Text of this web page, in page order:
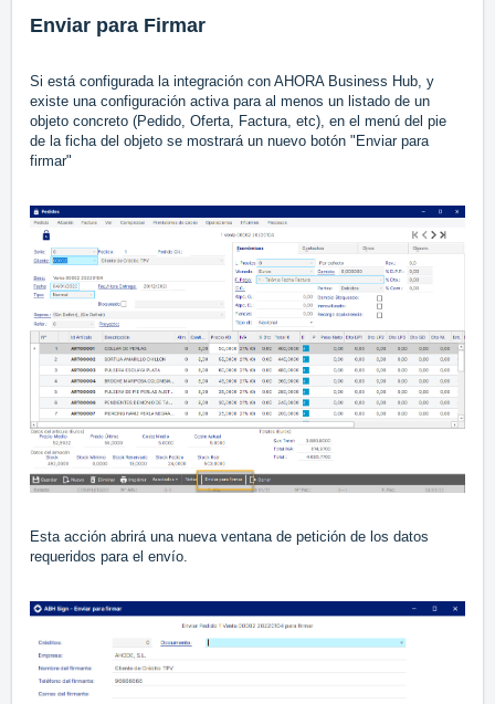
Enviar para Firmar
Si está configurada la integración con AHORA Business Hub, y
existe una configuración activa para al menos un listado de un
objeto concreto (Pedido, Oferta, Factura, etc), en el menú del pie
de la ficha del objeto se mostrará un nuevo botón "Enviar para
firmar"
Esta acción abrirá una nueva ventana de petición de los datos
requeridos para el envío.